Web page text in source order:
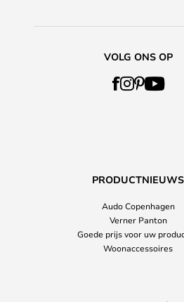
VOLG ONS OP
PRODUCTNIEUWS
Audo Copenhagen
Verner Panton
Goede prijs voor uw
Woonaccessoires